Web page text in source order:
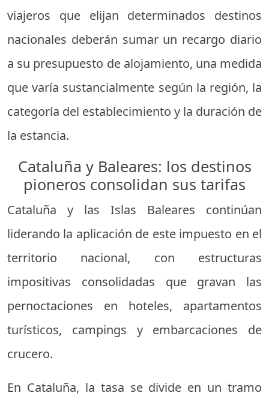
viajeros que elijan determinados destinos
nacionales deberán sumar un recargo diario
a su presupuesto de alojamiento, una medida
que varía sustancialmente según la región, la
categoría del establecimiento y la duración de
la estancia.
Cataluña y Baleares: los destinos
pioneros consolidan sus tarifas
Cataluña y las Islas Baleares continúan
liderando la aplicación de este impuesto en el
territorio nacional, con estructuras
impositivas consolidadas que gravan las
pernoctaciones en hoteles, apartamentos
turísticos, campings y embarcaciones de
crucero.
En Cataluña, la tasa se divide en un tramo